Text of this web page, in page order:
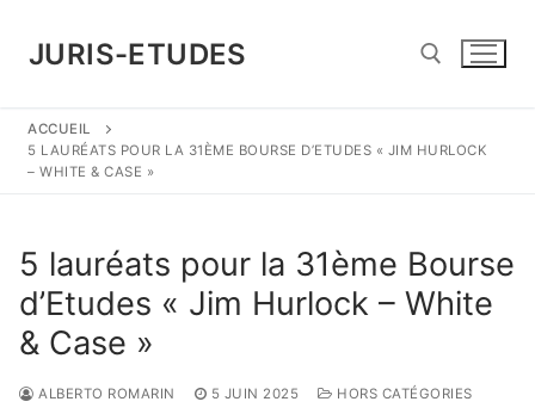
contenu
JURIS-ETUDES
Rechercher :
ACCUEIL
5 LAURÉATS POUR LA 31ÈME BOURSE D’ETUDES « JIM HURLOCK
– WHITE & CASE »
5 lauréats pour la 31ème Bourse
d’Etudes « Jim Hurlock – White
& Case »
ALBERTO ROMARIN 5 JUIN 2025 HORS CATÉGORIES